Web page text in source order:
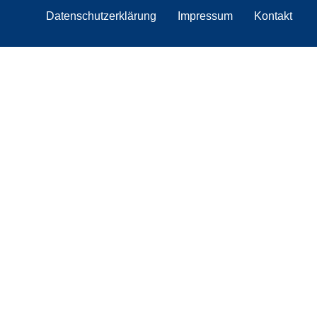
Datenschutzerklärung Impressum Kontakt